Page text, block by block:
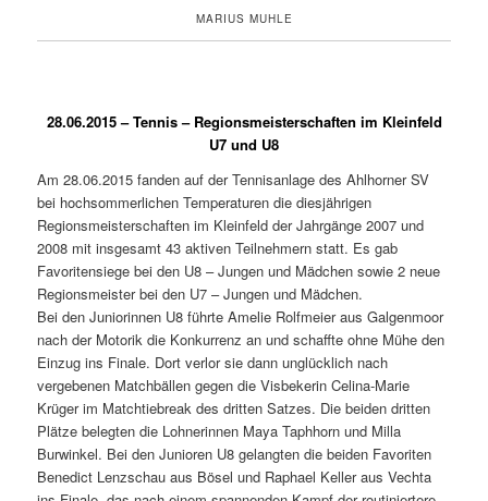
MARIUS MUHLE
28.06.2015 – Tennis – Regionsmeisterschaften im Kleinfeld
U7 und U8
Am 28.06.2015 fanden auf der Tennisanlage des Ahlhorner SV
bei hochsommerlichen Temperaturen die diesjährigen
Regionsmeisterschaften im Kleinfeld der Jahrgänge 2007 und
2008 mit insgesamt 43 aktiven Teilnehmern statt. Es gab
Favoritensiege bei den U8 – Jungen und Mädchen sowie 2 neue
Regionsmeister bei den U7 – Jungen und Mädchen.
Bei den Juniorinnen U8 führte Amelie Rolfmeier aus Galgenmoor
nach der Motorik die Konkurrenz an und schaffte ohne Mühe den
Einzug ins Finale. Dort verlor sie dann unglücklich nach
vergebenen Matchbällen gegen die Visbekerin Celina-Marie
Krüger im Matchtiebreak des dritten Satzes. Die beiden dritten
Plätze belegten die Lohnerinnen Maya Taphhorn und Milla
Burwinkel. Bei den Junioren U8 gelangten die beiden Favoriten
Benedict Lenzschau aus Bösel und Raphael Keller aus Vechta